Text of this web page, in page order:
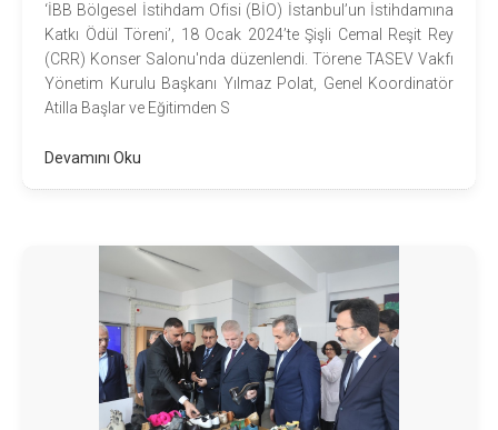
‘İBB Bölgesel İstihdam Ofisi (BİO) İstanbul’un İstihdamına
Katkı Ödül Töreni’, 18 Ocak 2024’te Şişli Cemal Reşit Rey
(CRR) Konser Salonu'nda düzenlendi. Törene TASEV Vakfı
Yönetim Kurulu Başkanı Yılmaz Polat, Genel Koordinatör
Atilla Başlar ve Eğitimden S
Devamını Oku